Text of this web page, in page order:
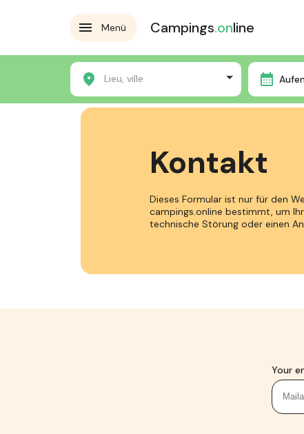
Menü Campings.online
Lieu, ville
Home Contact
Kontakt
Dieses Formular ist nur für den
campings.online bestimmt, um
technische Störung oder einen
Your